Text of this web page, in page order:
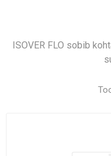
ISOVER FLO sobib